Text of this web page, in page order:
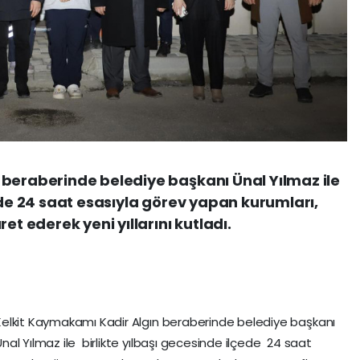
belediye başkanı Ünal Yılmaz ile
24 saat esasıyla görev yapan kurumları,
ederek yeni yıllarını kutladı.
Kaymakamı Kadir Algın beraberinde belediye başkanı
Yılmaz ile birlikte yılbaşı gecesinde ilçede 24 saat